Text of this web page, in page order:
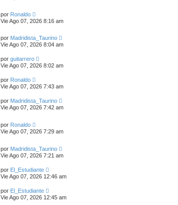
por Ronaldo
Vie Ago 07, 2026 8:16 am
por Madridista_Taurino
Vie Ago 07, 2026 8:04 am
por guitarrero
Vie Ago 07, 2026 8:02 am
por Ronaldo
Vie Ago 07, 2026 7:43 am
por Madridista_Taurino
Vie Ago 07, 2026 7:42 am
por Ronaldo
Vie Ago 07, 2026 7:29 am
por Madridista_Taurino
Vie Ago 07, 2026 7:21 am
por El_Estudiante
Vie Ago 07, 2026 12:46 am
por El_Estudiante
Vie Ago 07, 2026 12:45 am